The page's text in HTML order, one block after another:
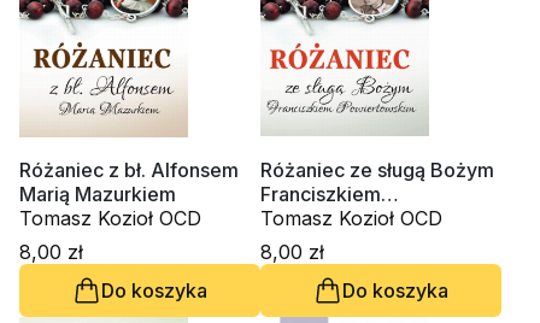
Różaniec z bł. Alfonsem
Marią Mazurkiem
Tomasz Kozioł OCD
8,00 zł
Do koszyka
Różaniec ze sługą Bożym
Franciszkiem
Powiertowskim
Tomasz Kozioł OCD
8,00 zł
Do koszyka